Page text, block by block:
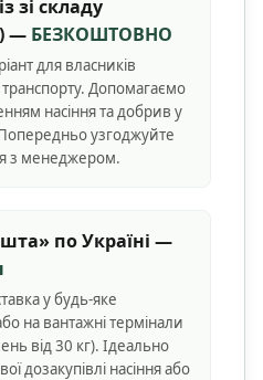
зі складу
— БЕЗКОШТОВНО
для власників
Допомагаємо
насіння та добрив у
узгоджуйте
з менеджером.
по Україні —
у будь-яке
на вантажні термінали
від 30 кг). Ідеально
дозакупівлі насіння або